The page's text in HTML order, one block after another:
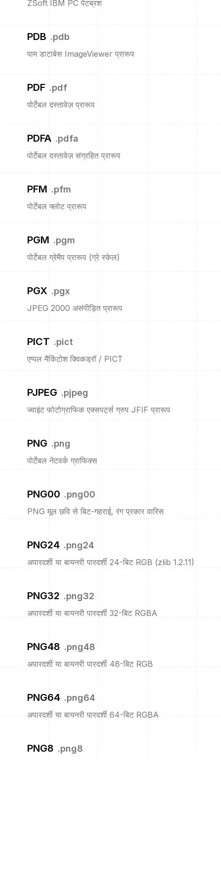
ZSoft IBM PC पेंटब्रश
PDB .pdb
पाम डाटाबेस ImageViewer प्रारूप
PDF .pdf
पोर्टेबल दस्तावेज़ प्रारूप
PDFA .pdfa
पोर्टेबल दस्तावेज़ संग्रहित प्रारूप
PFM .pfm
पोर्टेबल फ्लोट प्रारूप
PGM .pgm
पोर्टेबल ग्रेमैप प्रारूप (ग्रे स्केल)
PGX .pgx
JPEG 2000 असंपीड़ित प्रारूप
PICT .pict
एप्पल मैकिंटोश क्विकड्रॉ / PICT
PJPEG .pjpeg
ज्वाइंट फोटोग्राफिक एक्सपर्ट्स ग्रुप JFIF प्रारूप
PNG .png
पोर्टेबल नेटवर्क ग्राफिक्स
PNG00 .png00
PNG मूल छवि से बिट-गहराई, रंग प्रकार वारिस
PNG24 .png24
अपारदर्शी या बायनरी पारदर्शी 24-बिट RGB (zlib 1.2.11)
PNG32 .png32
अपारदर्शी या बायनरी पारदर्शी 32-बिट RGBA
PNG48 .png48
अपारदर्शी या बायनरी पारदर्शी 48-बिट RGB
PNG64 .png64
अपारदर्शी या बायनरी पारदर्शी 64-बिट RGBA
PNG8 .png8